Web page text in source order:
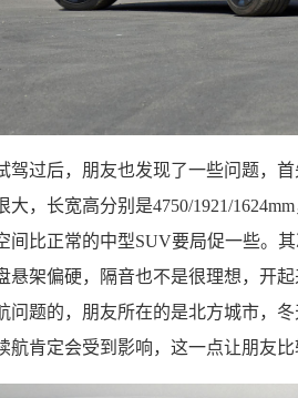
驾过后，朋友也发现了一些问题，
大，长宽高分别是4750/1921/
间比正常的中型SUV要局促一些。
悬架偏硬，隔音也不是很理想，开
问题的，朋友所在的是北方城市，
航肯定会受到影响，这一点让朋友比